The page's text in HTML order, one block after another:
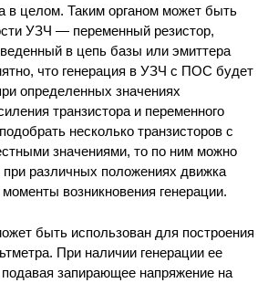
в целом. Таким органом может быть
УЗЧ — переменный резистор,
в цепь базы или эмиттера
что генерация в УЗЧ с ПОС будет
определенных значениях
транзистора и переменного
несколько транзисторов с
значениями, то по ним можно
при различных положениях движка
возникновения генерации.
быть использован для построения
При наличии генерации ее
запирающее напряжение на